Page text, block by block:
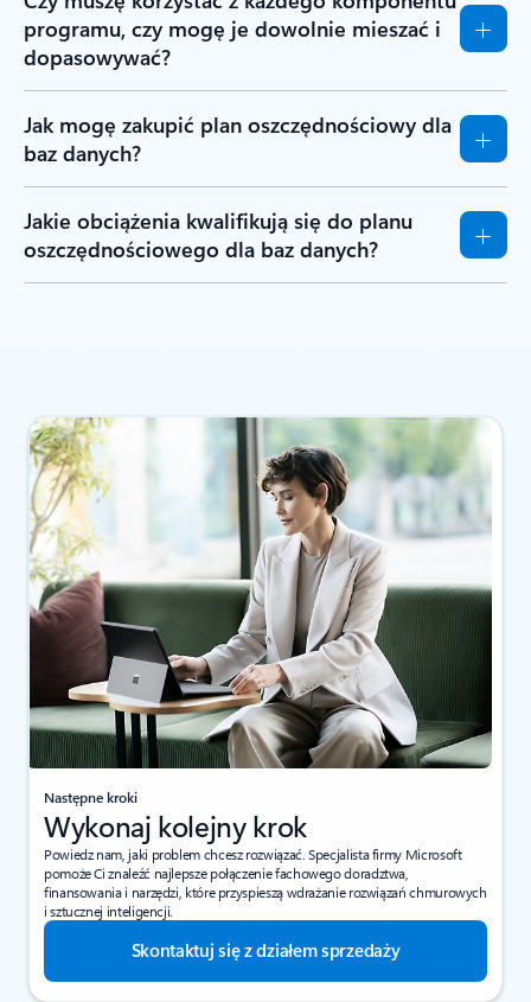
programu, czy mogę je dowolnie mieszać i
dopasowywać?
Jak mogę zakupić plan oszczędnościowy dla
baz danych?
Jakie obciążenia kwalifikują się do planu
oszczędnościowego dla baz danych?
Następne kroki
Wykonaj kolejny krok
Powiedz nam, jaki problem chcesz rozwiązać. Specjalista firmy Microsoft
pomoże Ci znaleźć najlepsze połączenie fachowego doradztwa,
finansowania i narzędzi, które przyspieszą wdrażanie rozwiązań chmurowych
i sztucznej inteligencji.
Skontaktuj się z działem sprzedaży